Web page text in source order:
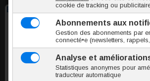
Banane de nombril acrylique Cézanne